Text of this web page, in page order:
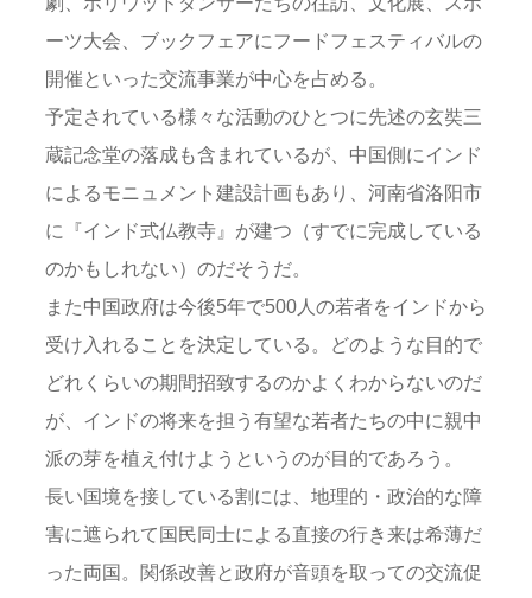
ーツ大会、ブックフェアにフードフェスティバルの
開催といった交流事業が中心を占める。
予定されている様々な活動のひとつに先述の玄奘三
蔵記念堂の落成も含まれているが、中国側にインド
によるモニュメント建設計画もあり、河南省洛阳市
に『インド式仏教寺』が建つ（すでに完成している
のかもしれない）のだそうだ。
また中国政府は今後5年で500人の若者をインドから
受け入れることを決定している。どのような目的で
どれくらいの期間招致するのかよくわからないのだ
が、インドの将来を担う有望な若者たちの中に親中
派の芽を植え付けようというのが目的であろう。
長い国境を接している割には、地理的・政治的な障
害に遮られて国民同士による直接の行き来は希薄だ
った両国。関係改善と政府が音頭を取っての交流促